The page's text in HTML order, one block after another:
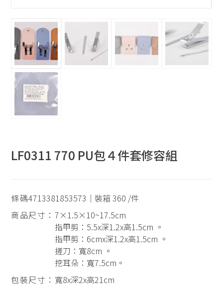
LF0311 770 PU包４件套修容組
條碼4713381853573｜裝箱 360 /件
商品尺寸： 7×1.5×10~17.5cm
指甲剪：5.5x深1.2x高1.5cm 。
指甲剪：6cmx深1.2x高1.5cm 。
搓刀：寬8cm 。
挖耳朵：寬7.5cm。
包裝尺寸： 寬8x深2x高21cm